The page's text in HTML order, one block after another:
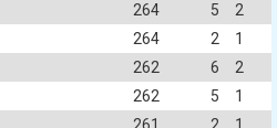
264 5
2
264 2
1
262 6
2
262 5
1